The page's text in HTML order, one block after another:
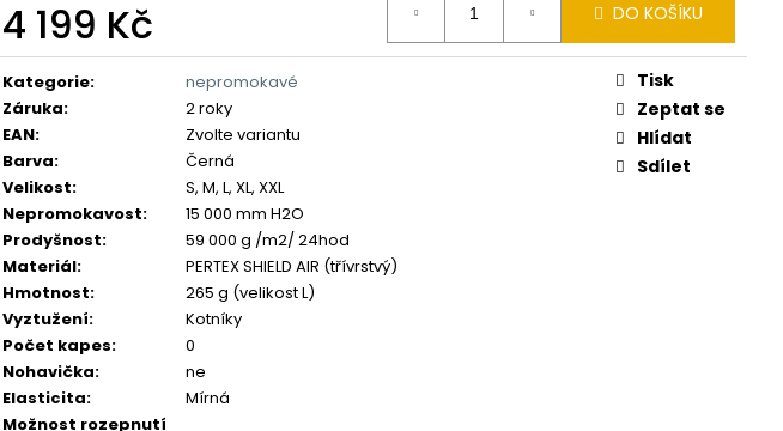
4 199 Kč
Měrná
cena:
DO KOŠÍKU
Kategorie:
nepromokavé
Záruka:
2 roky
EAN:
Zvolte variantu
Barva:
Černá
Velikost:
S, M, L, XL, XXL
Nepromokavost:
15 000 mm H2O
Prodyšnost:
59 000 g /m2/ 24hod
Materiál:
PERTEX SHIELD AIR (třívrstvý)
Hmotnost:
265 g (velikost L)
Vyztužení:
Kotníky
Počet kapes:
0
Nohavička:
ne
Elasticita:
Mírná
Možnost rozepnutí
Tisk
Zeptat se
Hlídat
Sdílet